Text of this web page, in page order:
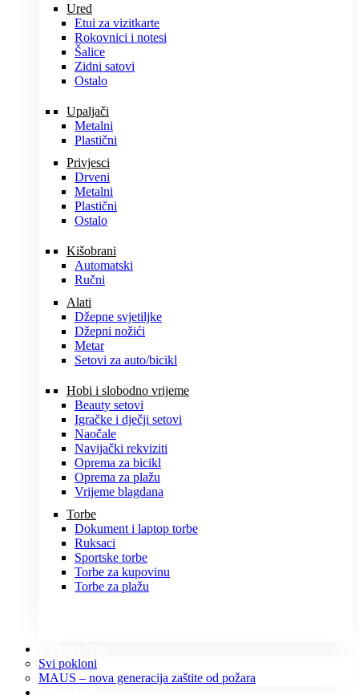
Ured
Etui za vizitkarte
Rokovnici i notesi
Šalice
Zidni satovi
Ostalo
Upaljači
Metalni
Plastični
Privjesci
Drveni
Metalni
Plastični
Ostalo
Kišobrani
Automatski
Ručni
Alati
Džepne svjetiljke
Džepni nožići
Metar
Setovi za auto/bicikl
Hobi i slobodno vrijeme
Beauty setovi
Igračke i dječji setovi
Naočale
Navijački rekviziti
Oprema za bicikl
Oprema za plažu
Vrijeme blagdana
Torbe
Dokument i laptop torbe
Ruksaci
Sportske torbe
Torbe za kupovinu
Torbe za plažu
Svi pokloni
MAUS – nova generacija zaštite od požara